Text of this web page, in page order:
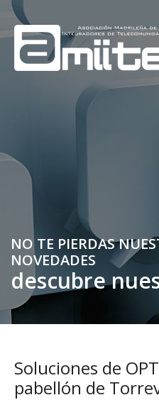
NO TE PIERDAS
NOVEDADES
descubre
Soluciones de
pabellón de